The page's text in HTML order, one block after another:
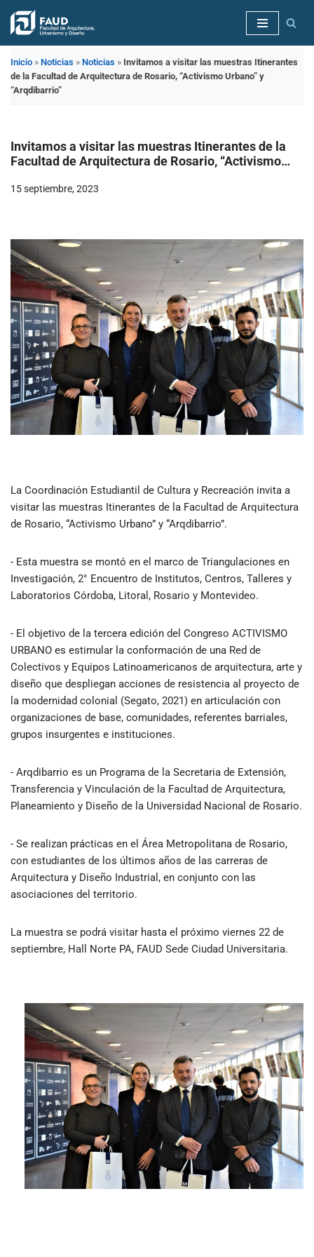
Saltar
contenido
Inicio » Noticias » Noticias » Invitamos a visitar las muestras Itinerantes
de la Facultad de Arquitectura de Rosario, “Activismo Urbano” y
“Arqdibarrio”
Invitamos a visitar las muestras Itinerantes de la
Facultad de Arquitectura de Rosario, “Activismo
15 septiembre, 2023
La Coordinación Estudiantil de Cultura y Recreación invita a
visitar las muestras Itinerantes de la Facultad de Arquitectura
de Rosario, “Activismo Urbano” y “Arqdibarrio”.
- Esta muestra se montó en el marco de Triangulaciones en
Investigación, 2° Encuentro de Institutos, Centros, Talleres y
Laboratorios Córdoba, Litoral, Rosario y Montevideo.
- El objetivo de la tercera edición del Congreso ACTIVISMO
URBANO es estimular la conformación de una Red de
Colectivos y Equipos Latinoamericanos de arquitectura, arte y
diseño que despliegan acciones de resistencia al proyecto de
la modernidad colonial (Segato, 2021) en articulación con
organizaciones de base, comunidades, referentes barriales,
grupos insurgentes e instituciones.
- Arqdibarrio es un Programa de la Secretaria de Extensión,
Transferencia y Vinculación de la Facultad de Arquitectura,
Planeamiento y Diseño de la Universidad Nacional de Rosario.
- Se realizan prácticas en el Área Metropolitana de Rosario,
con estudiantes de los últimos años de las carreras de
Arquitectura y Diseño Industrial, en conjunto con las
asociaciones del territorio.
La muestra se podrá visitar hasta el próximo viernes 22 de
septiembre, Hall Norte PA, FAUD Sede Ciudad Universitaria.